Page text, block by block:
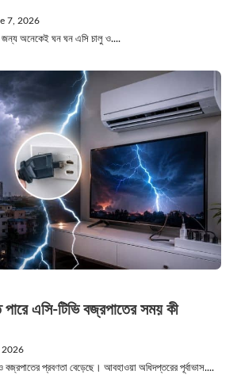
7, 2026
জন্য অনেকেই ঘন ঘন এসি চালু ও....
এসি-টিভি বজ্রপাতের সময় কী
2026
বজ্রপাতের প্রবণতা বেড়েছে। আবহাওয়া অধিদপ্তরের পূর্বাভাস....